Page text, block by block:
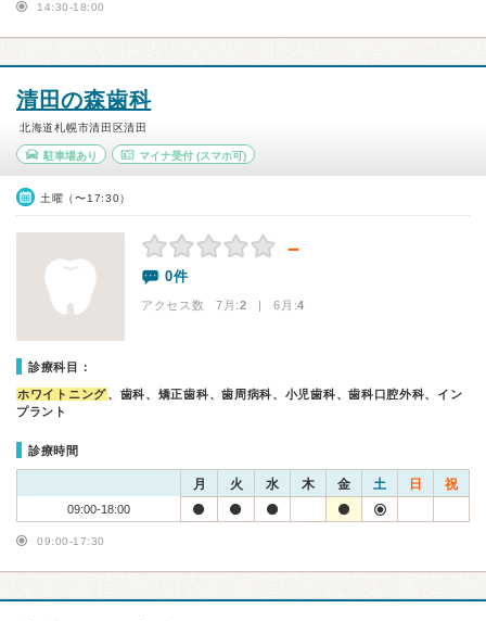
14:30-18:00
清田の森歯科
北海道札幌市清田区清田
駐車場あり マイナ受付(スマホ可)
土曜（〜17:30）
－
0件
アクセス数 7月:2 | 6月:4
診療科目：
ホワイトニング、歯科、矯正歯科、歯周病科、小児歯科、歯科口腔外科、イン
プラント
診療時間
月 火 水 木 金 土 日 祝
09:00-18:00
09:00-17:30